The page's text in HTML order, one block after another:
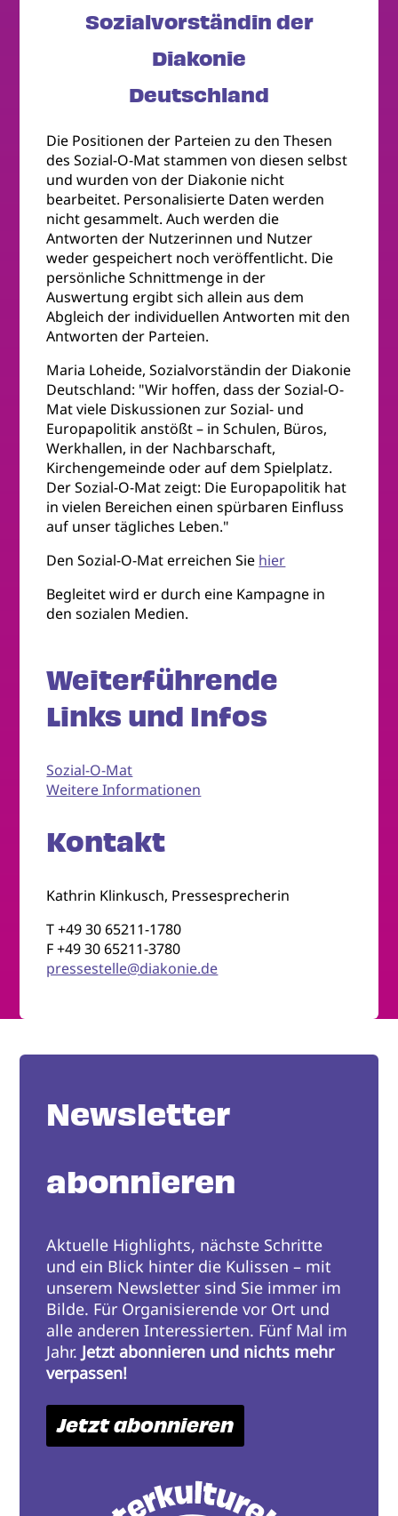
Sozialvorständin der
Diakonie
Deutschland
Die Positionen der Parteien zu den Thesen
des Sozial-O-Mat stammen von diesen selbst
und wurden von der Diakonie nicht
bearbeitet. Personalisierte Daten werden
nicht gesammelt. Auch werden die
Antworten der Nutzerinnen und Nutzer
weder gespeichert noch veröffentlicht. Die
persönliche Schnittmenge in der
Auswertung ergibt sich allein aus dem
Abgleich der individuellen Antworten mit den
Antworten der Parteien.
Maria Loheide, Sozialvorständin der Diakonie
Deutschland: "Wir hoffen, dass der Sozial-O-
Mat viele Diskussionen zur Sozial- und
Europapolitik anstößt – in Schulen, Büros,
Werkhallen, in der Nachbarschaft,
Kirchengemeinde oder auf dem Spielplatz.
Der Sozial-O-Mat zeigt: Die Europapolitik hat
in vielen Bereichen einen spürbaren Einfluss
auf unser tägliches Leben."
Den Sozial-O-Mat erreichen Sie hier
Begleitet wird er durch eine Kampagne in
den sozialen Medien.
Weiterführende
Links und Infos
Sozial-O-Mat
Weitere Informationen
Kontakt
Kathrin Klinkusch, Pressesprecherin
T +49 30 65211-1780
F +49 30 65211-3780
pressestelle@diakonie.de
Newsletter
abonnieren
Aktuelle Highlights, nächste Schritte
und ein Blick hinter die Kulissen – mit
unserem Newsletter sind Sie immer im
Bilde. Für Organisierende vor Ort und
alle anderen Interessierten. Fünf Mal im
Jahr. Jetzt abonnieren und nichts mehr
verpassen!
Jetzt abonnieren